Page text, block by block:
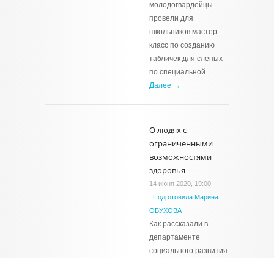
молодогвардейцы
провели для
школьников мастер-
класс по созданию
табличек для слепых
по специальной …
Далее →
О людях с
ограниченными
возможностями
здоровья
14 июня 2020, 19:00
| Подготовила Марина
ОБУХОВА
Как рассказали в
департаменте
социального развития